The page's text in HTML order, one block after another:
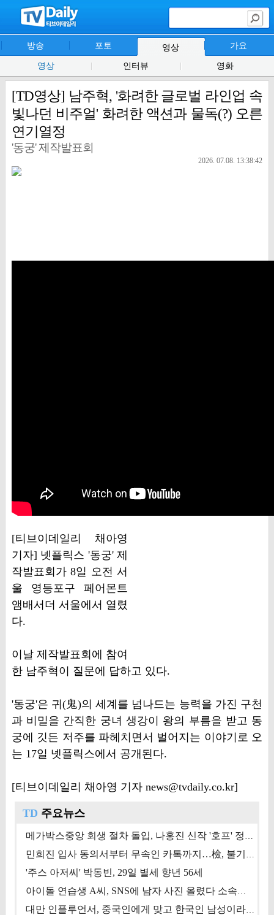
방송 포토 영상 가요
영상 인터뷰 영화
[TD영상] 남주혁, '화려한 글로벌 라인업 속
빛나던 비주얼' 화려한 액션과 물독(?) 오른
연기열정
'동궁' 제작발표회
2026. 07.08. 13:38:42
[티브이데일리 채아영
기자] 넷플릭스 '동궁' 제
작발표회가 8일 오전 서
울 영등포구 페어몬트
앰배서더 서울에서 열렸
다.
이날 제작발표회에 참여
한 남주혁이 질문에 답하고 있다.
'동궁'은 귀(⻤)의 세계를 넘나드는 능력을 가진 구천
과 비밀을 간직한 궁녀 생강이 왕의 부름을 받고 동
궁에 깃든 저주를 파헤치면서 벌어지는 이야기로 오
는 17일 넷플릭스에서 공개된다.
[티브이데일리 채아영 기자 news@tvdaily.co.kr]
TD 주요뉴스
메가박스중앙 회생 절차 돌입, 나홍진 신작 '호프' 정상 개봉에 쏠린 시선 [상반기 결산 기획]
민희진 입사 동의서부터 무속인 카톡까지…檢, 불기소 처분 근거들 [이슈&톡]
'주스 아저씨' 박동빈, 29일 별세 향년 56세
아이돌 연습생 A씨, SNS에 남자 사진 올렸다 소속사 퇴출
대만 인플루언서, 중국인에게 맞고 한국인 남성이라 진술 '후폭풍'